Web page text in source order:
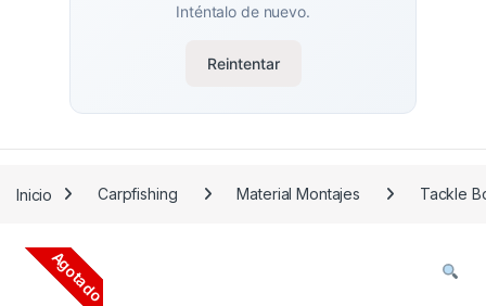
Inténtalo de nuevo.
Reintentar
Inicio Carpfishing Material Montajes Tackle
Agotado